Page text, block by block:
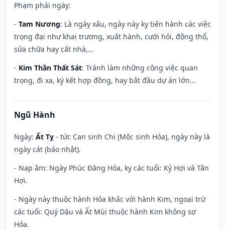
Phạm phải ngày:
- Tam Nương: Là ngày xấu, ngày này kỵ tiến hành các việc
trọng đại như khai trương, xuất hành, cưới hỏi, động thổ,
sửa chữa hay cất nhà,...
- Kim Thần Thất Sát: Tránh làm những công việc quan
trọng, đi xa, ký kết hợp đồng, hay bắt đầu dự án lớn...
Ngũ Hành
Ngày: Ất Tỵ - tức Can sinh Chi (Mộc sinh Hỏa), ngày này là
ngày cát (bảo nhật).
- Nạp âm: Ngày Phúc Đăng Hỏa, kỵ các tuổi: Kỷ Hợi và Tân
Hợi.
- Ngày này thuộc hành Hỏa khắc với hành Kim, ngoại trừ
các tuổi: Quý Dậu và Ất Mùi thuộc hành Kim không sợ
Hỏa.